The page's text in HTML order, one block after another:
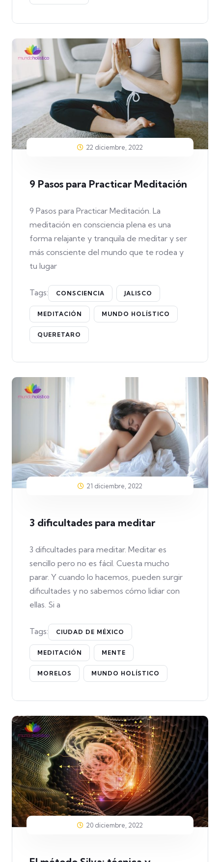
22 diciembre, 2022
9 Pasos para Practicar Meditación
9 Pasos para Practicar Meditación. La
meditación en consciencia plena es una
forma relajante y tranquila de meditar y ser
más consciente del mundo que te rodea y
tu lugar
Tags: CONSCIENCIA JALISCO
MEDITACIÓN MUNDO HOLÍSTICO
QUERETARO
21 diciembre, 2022
3 dificultades para meditar
3 dificultades para meditar. Meditar es
sencillo pero no es fácil. Cuesta mucho
parar. Y cuando lo hacemos, pueden surgir
dificultades y no sabemos cómo lidiar con
ellas. Si a
Tags: CIUDAD DE MÉXICO
MEDITACIÓN MENTE
MORELOS MUNDO HOLÍSTICO
20 diciembre, 2022